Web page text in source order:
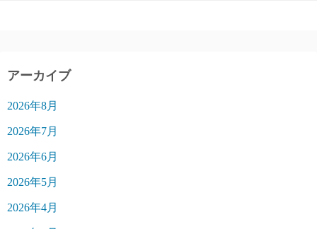
アーカイブ
2026年8月
2026年7月
2026年6月
2026年5月
2026年4月